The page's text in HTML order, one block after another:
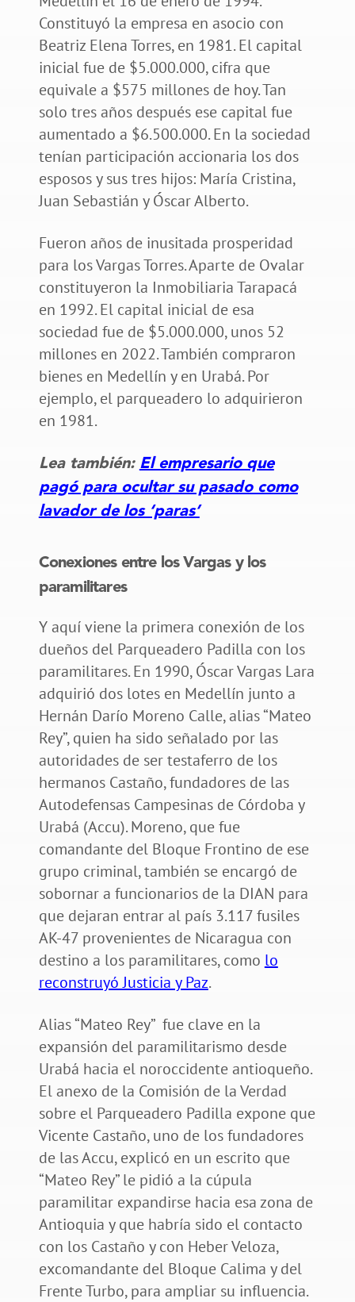
Constituyó la empresa en asocio con
Beatriz Elena Torres, en 1981. El capital
inicial fue de $5.000.000, cifra que
equivale a $575 millones de hoy. Tan
solo tres años después ese capital fue
aumentado a $6.500.000. En la sociedad
tenían participación accionaria los dos
esposos y sus tres hijos: María Cristina,
Juan Sebastián y Óscar Alberto.
Fueron años de inusitada prosperidad
para los Vargas Torres. Aparte de Ovalar
constituyeron la Inmobiliaria Tarapacá
en 1992. El capital inicial de esa
sociedad fue de $5.000.000, unos 52
millones en 2022. También compraron
bienes en Medellín y en Urabá. Por
ejemplo, el parqueadero lo adquirieron
en 1981.
Lea también: El empresario que
pagó para ocultar su pasado como
lavador de los ‘paras’
Conexiones entre los Vargas y los
paramilitares
Y aquí viene la primera conexión de los
dueños del Parqueadero Padilla con los
paramilitares. En 1990, Óscar Vargas Lara
adquirió dos lotes en Medellín junto a
Hernán Darío Moreno Calle, alias “Mateo
Rey”, quien ha sido señalado por las
autoridades de ser testaferro de los
hermanos Castaño, fundadores de las
Autodefensas Campesinas de Córdoba y
Urabá (Accu). Moreno, que fue
comandante del Bloque Frontino de ese
grupo criminal, también se encargó de
sobornar a funcionarios de la DIAN para
que dejaran entrar al país 3.117 fusiles
AK-47 provenientes de Nicaragua con
destino a los paramilitares, como lo
reconstruyó Justicia y Paz.
Alias “Mateo Rey” fue clave en la
expansión del paramilitarismo desde
Urabá hacia el noroccidente antioqueño.
El anexo de la Comisión de la Verdad
sobre el Parqueadero Padilla expone que
Vicente Castaño, uno de los fundadores
de las Accu, explicó en un escrito que
“Mateo Rey” le pidió a la cúpula
paramilitar expandirse hacia esa zona de
Antioquia y que habría sido el contacto
con los Castaño y con Heber Veloza,
excomandante del Bloque Calima y del
Frente Turbo, para ampliar su influencia.